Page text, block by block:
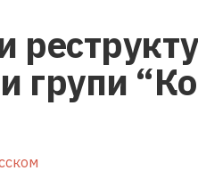
групи